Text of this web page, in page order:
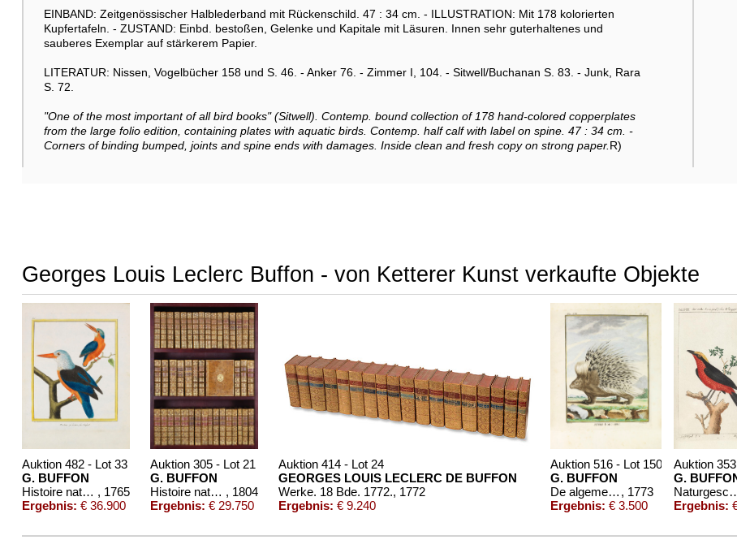
EINBAND: Zeitgenössischer Halblederband mit Rückenschild. 47 : 34 cm. - ILLUSTRATION: Mit 178 kolorierten
Kupfertafeln. - ZUSTAND: Einbd. bestoßen, Gelenke und Kapitale mit Läsuren. Innen sehr guterhaltenes und
sauberes Exemplar auf stärkerem Papier.
LITERATUR: Nissen, Vogelbücher 158 und S. 46. - Anker 76. - Zimmer I, 104. - Sitwell/Buchanan S. 83. - Junk, Rara
S. 72.
"One of the most important of all bird books" (Sitwell). Contemp. bound collection of 178 hand-colored copperplates
from the large folio edition, containing plates with aquatic birds. Contemp. half calf with label on spine. 47 : 34 cm. -
Corners of binding bumped, joints and spine ends with damages. Inside clean and fresh copy on strong paper. R)
Georges Louis Leclerc Buffon - von Ketterer Kunst verkaufte Objekte
Auktion 482 - Lot 33
G. BUFFON
Histoire naturelle des oiseaux. 3 Kassetten , 1765
Ergebnis: € 36.900
Auktion 305 - Lot 21
G. BUFFON
Histoire naturelle. 1749-1804. , 1804
Ergebnis: € 29.750
Auktion 414 - Lot 24
GEORGES LOUIS LECLERC DE BUFFON
Werke. 18 Bde. 1772., 1772
Ergebnis: € 9.240
Auktion 516 - Lot 150
G. BUFFON
De algemeene en byzondere natuurlyke historie. 18 Bde. + Register , 1773
Ergebnis: € 3.500
Auktion
G.
Naturgeschichte. 34
Ergebnis: